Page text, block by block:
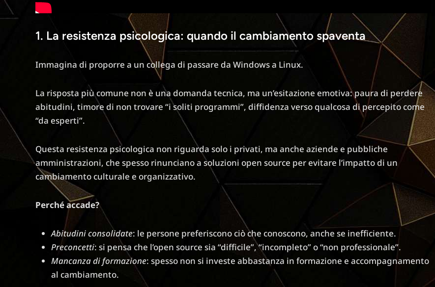
1. La resistenza psicologica: quando il cambiamento spaventa
Immagina di proporre a un collega di passare da Windows a Linux.
La risposta più comune non è una domanda tecnica, ma un’esitazione emotiva: paura di perdere
abitudini, timore di non trovare “i soliti programmi”, diffidenza verso qualcosa di percepito come
“da esperti”.
Questa resistenza psicologica non riguarda solo i privati, ma anche aziende e pubbliche
amministrazioni, che spesso rinunciano a soluzioni open source per evitare l’impatto di un
cambiamento culturale e organizzativo.
Perché accade?
Abitudini consolidate: le persone preferiscono ciò che conoscono, anche se inefficiente.
Preconcetti: si pensa che l’open source sia “difficile”, “incompleto” o “non professionale”.
Mancanza di formazione: spesso non si investe abbastanza in formazione e accompagnamento
al cambiamento.